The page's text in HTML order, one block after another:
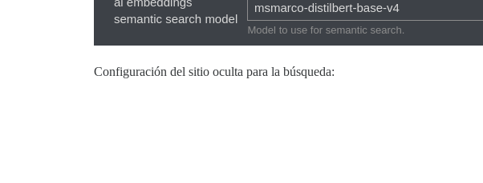
Configuración del sitio oculta para la búsqueda: